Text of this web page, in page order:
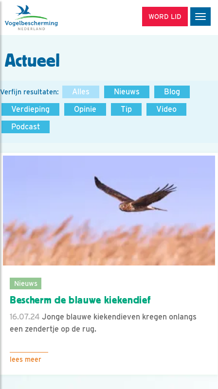
WORD LID
Actueel
Verfijn resultaten: Alles Nieuws
Blog
Verdieping
Opinie Tip
Video
Podcast
Nieuws
Bescherm de blauwe kiekendief
16.07.24 Jonge blauwe kiekendieven kregen onlangs
een zendertje op de rug.
lees meer